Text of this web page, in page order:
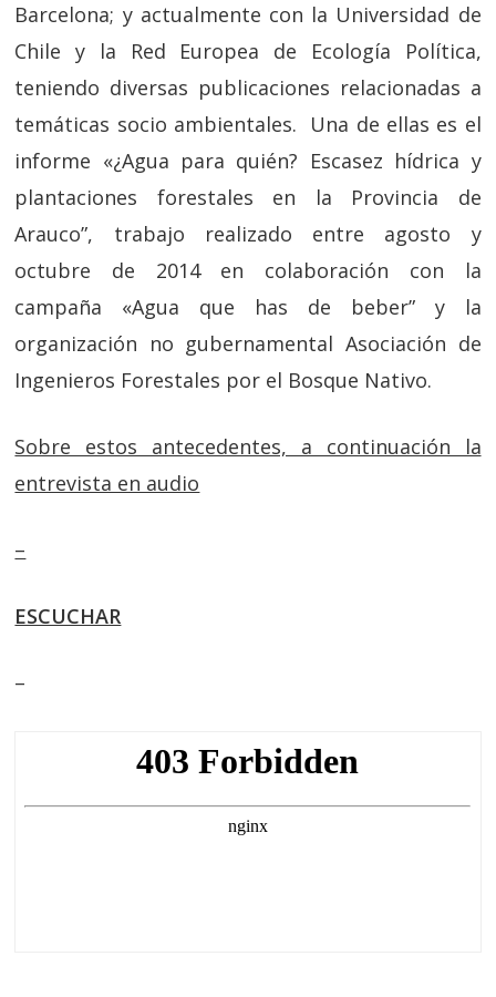
Barcelona; y actualmente con la Universidad de
Chile y la Red Europea de Ecología Política,
teniendo diversas publicaciones relacionadas a
temáticas socio ambientales. Una de ellas es el
informe «¿Agua para quién? Escasez hídrica y
plantaciones forestales en la Provincia de
Arauco”, trabajo realizado entre agosto y
octubre de 2014 en colaboración con la
campaña «Agua que has de beber” y la
organización no gubernamental Asociación de
Ingenieros Forestales por el Bosque Nativo.
Sobre estos antecedentes, a continuación la
entrevista en audio
–
ESCUCHAR
–